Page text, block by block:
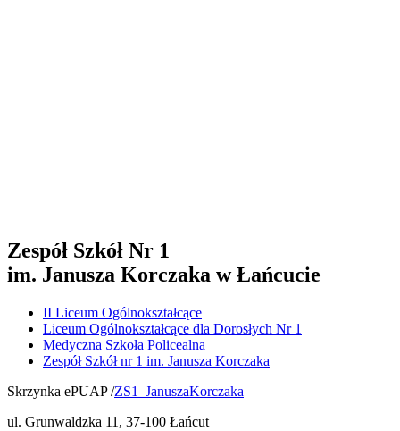
Zespół Szkół Nr 1
im. Janusza Korczaka w Łańcucie
II Liceum Ogólnokształcące
Liceum Ogólnokształcące dla Dorosłych Nr 1
Medyczna Szkoła Policealna
Zespół Szkół nr 1 im. Janusza Korczaka
Skrzynka ePUAP /ZS1_JanuszaKorczaka
ul. Grunwaldzka 11, 37-100 Łańcut